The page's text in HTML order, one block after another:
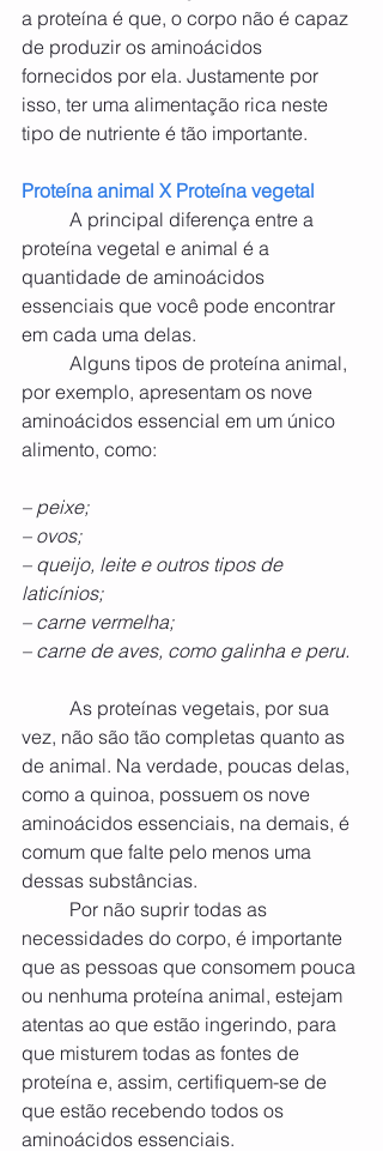
a proteína é que, o corpo não é capaz
de produzir os aminoácidos
fornecidos por ela. Justamente por
isso, ter uma alimentação rica neste
tipo de nutriente é tão importante.
Proteína animal X Proteína vegetal
proteína vegetal e animal é a
quantidade de aminoácidos
essenciais que você pode encontrar
em cada uma delas.
por exemplo, apresentam os nove
aminoácidos essencial em um único
alimento, como:
– peixe;
– ovos;
– queijo, leite e outros tipos de
laticínios;
– carne vermelha;
– carne de aves, como galinha e peru.
vez, não são tão completas quanto as
de animal. Na verdade, poucas delas,
como a quinoa, possuem os nove
aminoácidos essenciais, na demais, é
comum que falte pelo menos uma
dessas substâncias.
necessidades do corpo, é importante
que as pessoas que consomem pouca
ou nenhuma proteína animal, estejam
atentas ao que estão ingerindo, para
que misturem todas as fontes de
proteína e, assim, certifiquem-se de
que estão recebendo todos os
aminoácidos essenciais.